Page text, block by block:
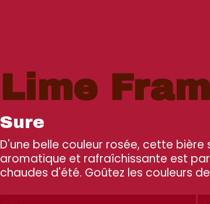
Lime
Sure
D'une belle couleur rosée, cette
aromatique et rafraîchissante est
chaudes d'été. Goûtez les couleurs